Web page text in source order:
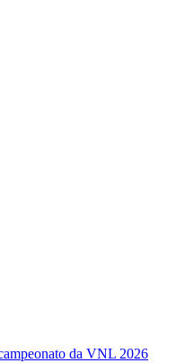
da VNL 2026